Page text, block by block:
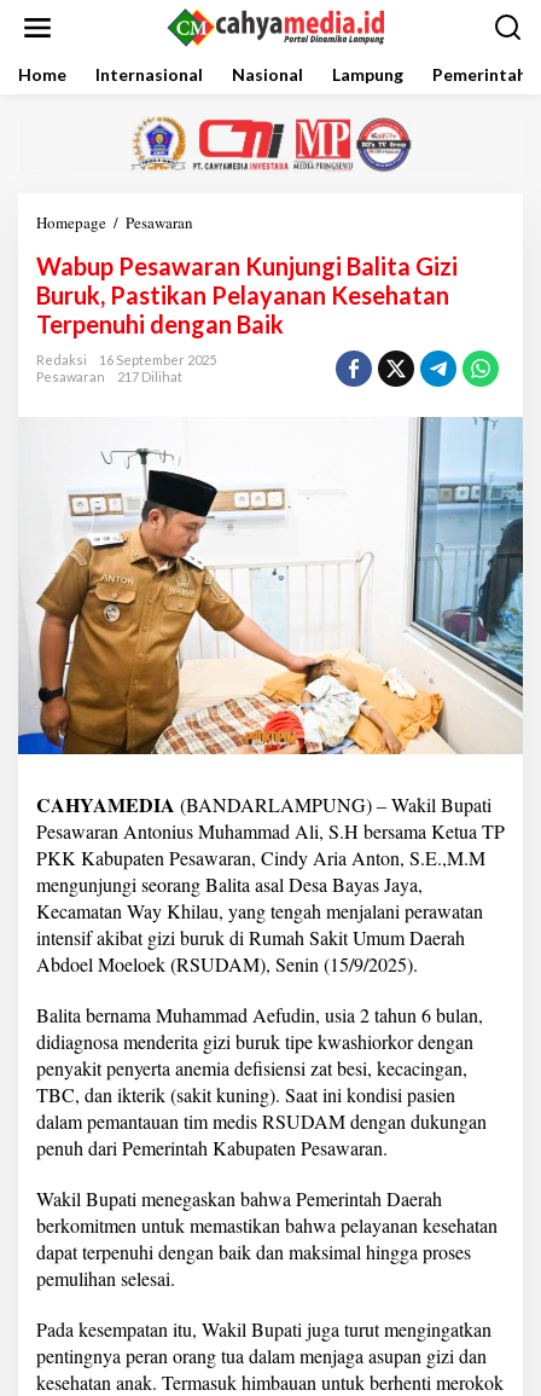
Home Internasional Nasional Lampung
Homepage / Pesawaran
b
u
p
P
e
a
K
u
n
j
u
n
g
B
a
l
a
G
i
i
B
u
r
,
P
a
s
t
i
k
n
P
e
l
a
n
a
Wabup Pesawaran Kunjungi Balita Gizi
Buruk, Pastikan Pelayanan Kesehatan
Terpenuhi dengan Baik
Redaksi
16 September 2025
Pesawaran
217 Dilihat
CAHYAMEDIA (BANDARLAMPUNG) – Wakil Bupati
Pesawaran Antonius Muhammad Ali, S.H bersama Ketua TP
PKK Kabupaten Pesawaran, Cindy Aria Anton, S.E.,M.M
mengunjungi seorang Balita asal Desa Bayas Jaya,
Kecamatan Way Khilau, yang tengah menjalani perawatan
intensif akibat gizi buruk di Rumah Sakit Umum Daerah
Abdoel Moeloek (RSUDAM), Senin (15/9/2025).
Balita bernama Muhammad Aefudin, usia 2 tahun 6 bulan,
didiagnosa menderita gizi buruk tipe kwashiorkor dengan
penyakit penyerta anemia defisiensi zat besi, kecacingan,
TBC, dan ikterik (sakit kuning). Saat ini kondisi pasien
dalam pemantauan tim medis RSUDAM dengan dukungan
penuh dari Pemerintah Kabupaten Pesawaran.
Wakil Bupati menegaskan bahwa Pemerintah Daerah
berkomitmen untuk memastikan bahwa pelayanan kesehatan
dapat terpenuhi dengan baik dan maksimal hingga proses
pemulihan selesai.
Pada kesempatan itu, Wakil Bupati juga turut mengingatkan
pentingnya peran orang tua dalam menjaga asupan gizi dan
kesehatan anak. Termasuk himbauan untuk berhenti merokok